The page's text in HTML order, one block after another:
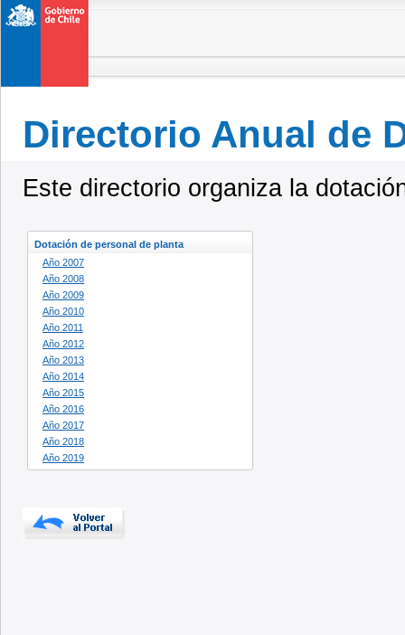
Directorio Anual de
Este directorio organiza la
Dotación de personal de planta
Año 2007
Año 2008
Año 2009
Año 2010
Año 2011
Año 2012
Año 2013
Año 2014
Año 2015
Año 2016
Año 2017
Año 2018
Año 2019